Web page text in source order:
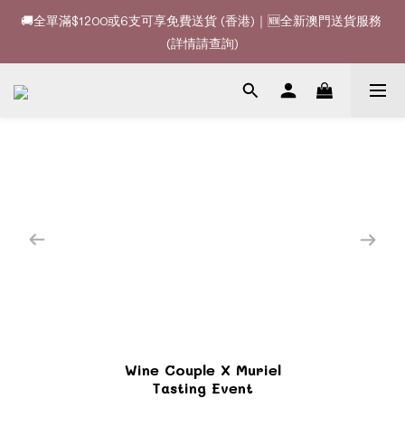
🚚全單滿$1200或6支可享免費送貨 (香港)｜🆕全新澳門送貨服務
(詳情請查詢)
🚚全單滿$1200或6支可享免費送貨 (香港)｜🆕全新澳門送貨服務
(詳情請查詢)
🍷酒款、優惠經常更新，請時刻追蹤我地😊｜🤵👰Wine Couple
Wine Couple X Muriel
Tasting Event